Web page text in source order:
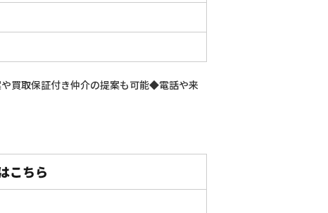
買取保証付き仲介の提案も可能◆電話や来